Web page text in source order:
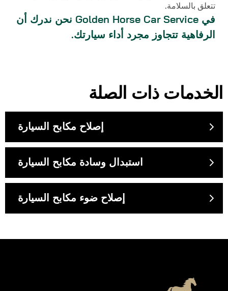
تتعلق بالسلامة.
في Golden Horse Car Service نحن ندرك أن
الرفاهية تتجاوز مجرد أداء سيارتك.
الخدمات ذات الصلة
إصلاح مكابح السيارة
استبدال وسادة مكابح السيارة
إصلاح ضوء مكابح السيارة